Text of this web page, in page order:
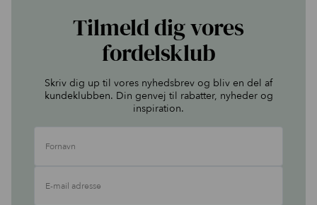
Tilmeld dig vores
fordelsklub
Skriv dig up til vores nyhedsbrev og bliv en del af
kundeklubben. Din genvej til rabatter, nyheder og
inspiration.
Fornavn
E-mail adresse